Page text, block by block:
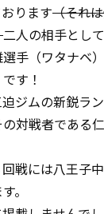
ります（それ
二人の相手とし
手（ワタナベ
す！
ジムの新鋭ラ
対戦者である
戦には八王子
。